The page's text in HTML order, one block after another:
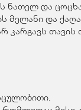
ნათელ და
მელანი და
თავის